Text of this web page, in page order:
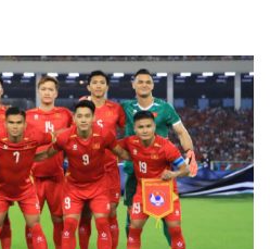
Hạt giống tâm hồn